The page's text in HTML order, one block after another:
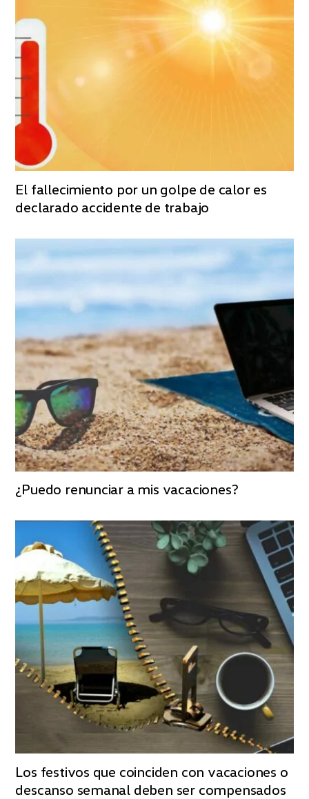
El fallecimiento por un golpe de calor es
declarado accidente de trabajo
¿Puedo renunciar a mis vacaciones?
Los festivos que coinciden con vacaciones o
descanso semanal deben ser compensados